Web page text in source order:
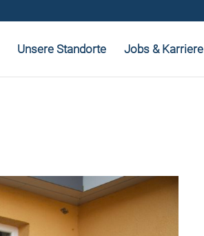
Unsere Standorte Jobs & Karriere